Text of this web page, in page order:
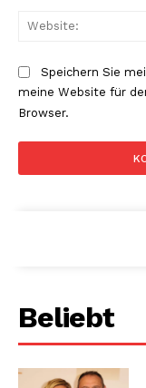
Speichern Sie
meine Website für
Browser.
Beliebt